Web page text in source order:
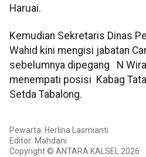
Haruai.
Kemudian Sekretaris Dinas
Wahid kini mengisi jabatan
sebelumnya dipegang N
menempati posisi Kabag
Setda Tabalong.
Pewarta: Herlina Lasmianti
Editor: Mahdani
Copyright © ANTARA KALSEL 2026